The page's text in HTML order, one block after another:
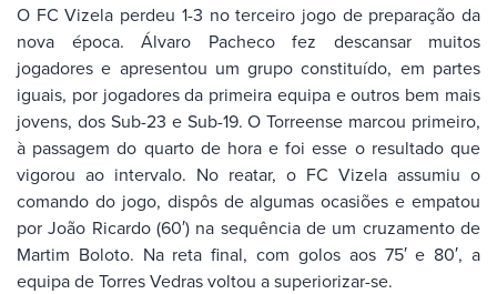
O FC Vizela perdeu 1-3 no terceiro jogo de preparação da
nova época. Álvaro Pacheco fez descansar muitos
jogadores e apresentou um grupo constituído, em partes
iguais, por jogadores da primeira equipa e outros bem mais
jovens, dos Sub-23 e Sub-19. O Torreense marcou primeiro,
à passagem do quarto de hora e foi esse o resultado que
vigorou ao intervalo. No reatar, o FC Vizela assumiu o
comando do jogo, dispôs de algumas ocasiões e empatou
por João Ricardo (60′) na sequência de um cruzamento de
Martim Boloto. Na reta final, com golos aos 75′ e 80′, a
equipa de Torres Vedras voltou a superiorizar-se.